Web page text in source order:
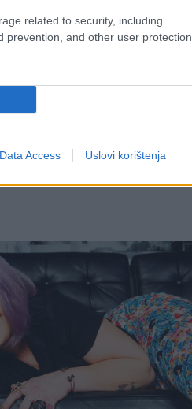
related to security, including
and other user protection.
Data Access Uslovi korištenja